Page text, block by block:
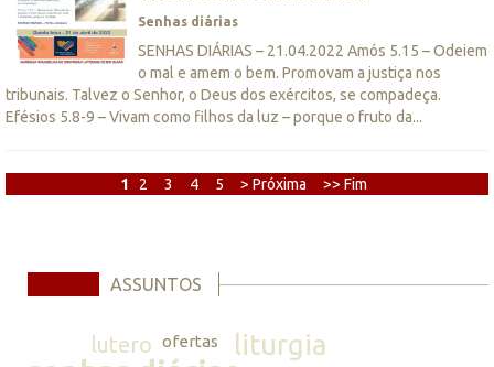
Senhas diárias
SENHAS DIÁRIAS – 21.04.2022 Amós 5.15 – Odeiem
o mal e amem o bem. Promovam a justiça nos
tribunais. Talvez o Senhor, o Deus dos exércitos, se compadeça.
Efésios 5.8-9 – Vivam como filhos da luz – porque o fruto da...
1 2 3 4 5 > Próxima >> Fim
ASSUNTOS
lutero ofertas liturgia